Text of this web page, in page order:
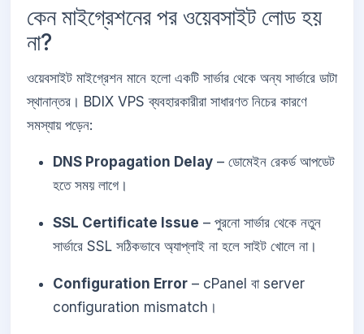
কেন মাইগ্রেশনের পর ওয়েবসাইট লোড হয়
না?
ওয়েবসাইট মাইগ্রেশন মানে হলো একটি সার্ভার থেকে অন্য সার্ভারে ডাটা
স্থানান্তর। BDIX VPS ব্যবহারকারীরা সাধারণত নিচের কারণে
সমস্যায় পড়েন:
DNS Propagation Delay – ডোমেইন রেকর্ড আপডেট
হতে সময় লাগে।
SSL Certificate Issue – পুরনো সার্ভার থেকে নতুন
সার্ভারে SSL সঠিকভাবে অ্যাপ্লাই না হলে সাইট খোলে না।
Configuration Error – cPanel বা server
configuration mismatch।